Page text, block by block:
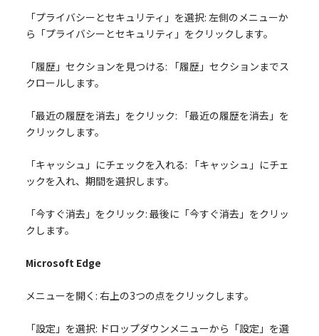
「プライバシーとセキュリティ」を選択: 左側のメニューか
ら「プライバシーとセキュリティ」をクリックします。
「履歴」セクションを見つける: 「履歴」セクションまでス
クロールします。
「最近の履歴を消去」をクリック: 「最近の履歴を消去」を
クリックします。
「キャッシュ」にチェックを入れる: 「キャッシュ」にチェ
ックを入れ、期間を選択します。
「今すぐ消去」をクリック: 最後に「今すぐ消去」をクリッ
クします。
Microsoft Edge
メニューを開く: 右上の3つの点をクリックします。
「設定」を選択: ドロップダウンメニューから「設定」を選